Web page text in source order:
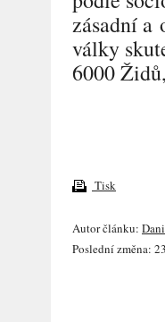
zásadní a
války
6000
Tisk
Autor článku:
Poslední změna: